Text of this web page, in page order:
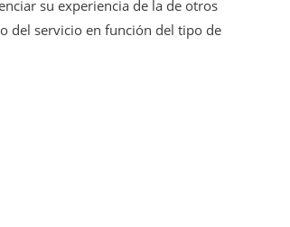
su experiencia de la de otros
del servicio en función del tipo de